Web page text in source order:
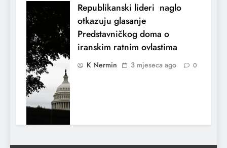
Republikanski lideri naglo
otkazuju glasanje
Predstavničkog doma o
iranskim ratnim ovlastima
K Nermin 3 mjeseca ago 0